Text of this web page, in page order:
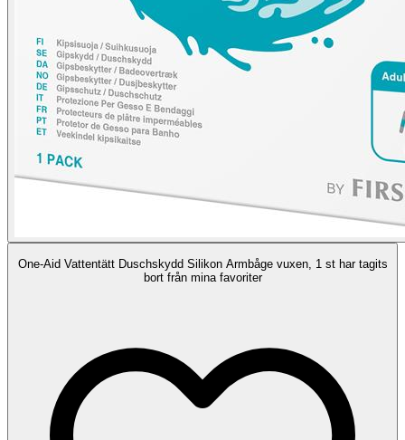
One-Aid Vattentätt Duschskydd Silikon Armbåge vuxen, 1 st har tagits
bort från mina favoriter